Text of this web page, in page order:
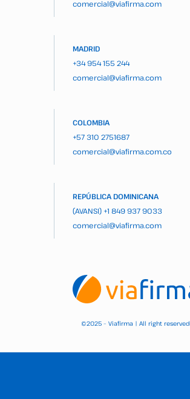
comercial@viafirma.com
MADRID
+34 954 155 244
comercial@viafirma.com
COLOMBIA
+57 310 2751687
comercial@viafirma.com.co
REPÚBLICA DOMINICANA
(AVANSI) +1 849 937 9033
comercial@viafirma.com
©2025 – Viafirma | All right reserved